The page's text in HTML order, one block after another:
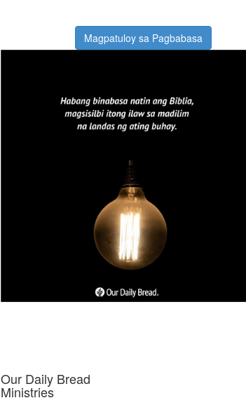
Magpatuloy sa Pagbabasa
Our Daily Bread
Ministries